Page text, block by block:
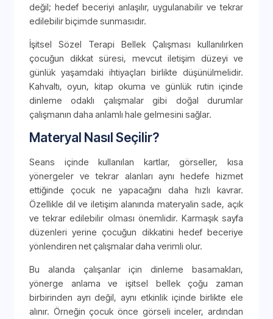
değil; hedef beceriyi anlaşılır, uygulanabilir ve tekrar
edilebilir biçimde sunmasıdır.
İşitsel Sözel Terapi Bellek Çalışması kullanılırken
çocuğun dikkat süresi, mevcut iletişim düzeyi ve
günlük yaşamdaki ihtiyaçları birlikte düşünülmelidir.
Kahvaltı, oyun, kitap okuma ve günlük rutin içinde
dinleme odaklı çalışmalar gibi doğal durumlar
çalışmanın daha anlamlı hale gelmesini sağlar.
Materyal Nasıl Seçilir?
Seans içinde kullanılan kartlar, görseller, kısa
yönergeler ve tekrar alanları aynı hedefe hizmet
ettiğinde çocuk ne yapacağını daha hızlı kavrar.
Özellikle dil ve iletişim alanında materyalin sade, açık
ve tekrar edilebilir olması önemlidir. Karmaşık sayfa
düzenleri yerine çocuğun dikkatini hedef beceriye
yönlendiren net çalışmalar daha verimli olur.
Bu alanda çalışanlar için dinleme basamakları,
yönerge anlama ve işitsel bellek çoğu zaman
birbirinden ayrı değil, aynı etkinlik içinde birlikte ele
alınır. Örneğin çocuk önce görseli inceler, ardından